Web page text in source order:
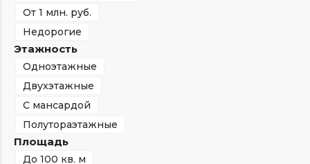
От 1 млн. руб.
Недорогие
Этажность
Одноэтажные
Двухэтажные
С мансардой
Полутораэтажные
Площадь
До 100 кв. м